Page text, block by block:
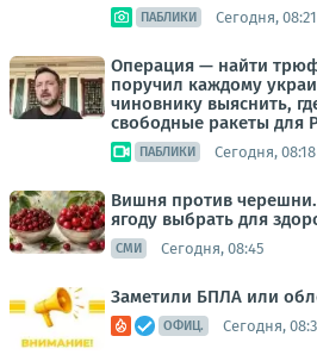
ПАБЛИКИ Сегодня, 08:21
Операция — найти
поручил каждому
чиновнику выяснить,
свободные ракеты для
ПАБЛИКИ Сегодня, 08:18
Вишня против
ягоду выбрать для
СМИ Сегодня, 08:45
Заметили БПЛА или
ОФИЦ. Сегодня,